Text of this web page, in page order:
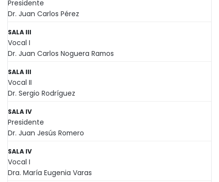
Presidente
Dr. Juan Carlos Pérez
SALA III
Vocal I
Dr. Juan Carlos Noguera Ramos
SALA III
Vocal II
Dr. Sergio Rodríguez
SALA IV
Presidente
Dr. Juan Jesús Romero
SALA IV
Vocal I
Dra. María Eugenia Varas